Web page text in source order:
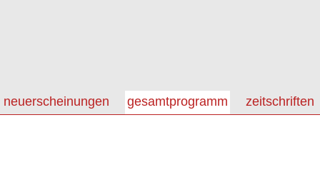
neuerscheinungen gesamtprogramm zeitschriften